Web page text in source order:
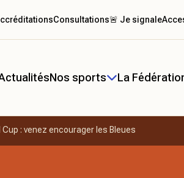
Nos sports La
Consultations🚨 Je signale
Cup : venez encourager les Bleues